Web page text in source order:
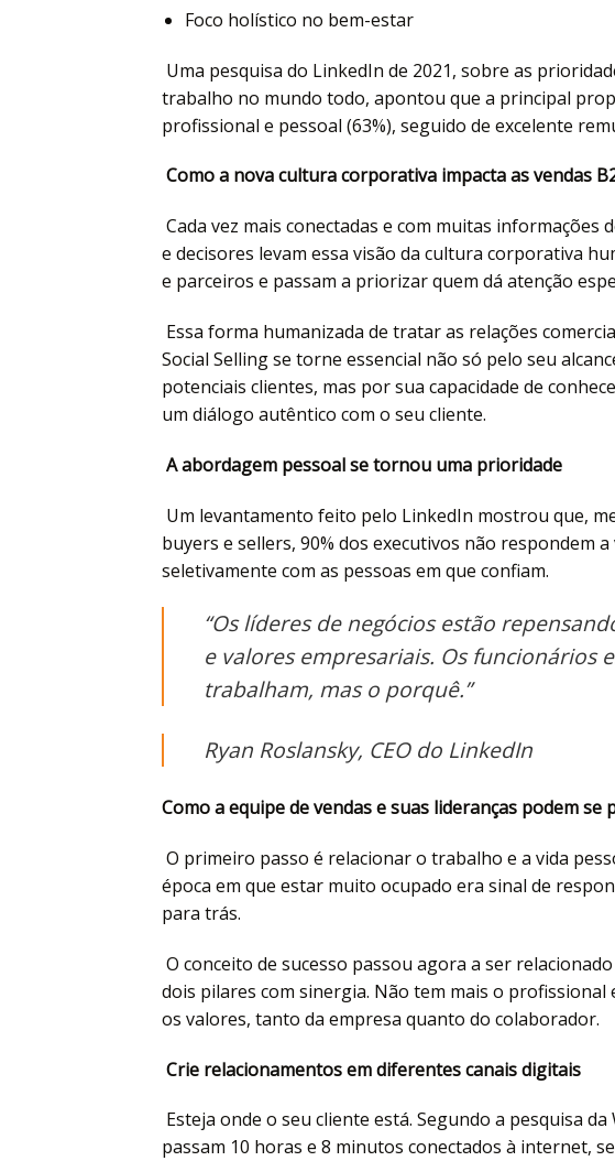
Foco holístico no bem-estar
Uma pesquisa do LinkedIn de 2021, sobre as
trabalho no mundo todo, apontou que a principal
profissional e pessoal (63%), seguido de excelente
Como a nova cultura corporativa impacta as vendas
Cada vez mais conectadas e com muitas
e decisores levam essa visão da cultura corporativa
e parceiros e passam a priorizar quem dá atenção
Essa forma humanizada de tratar as relações
Social Selling se torne essencial não só pelo seu
potenciais clientes, mas por sua capacidade de
um diálogo autêntico com o seu cliente.
A abordagem pessoal se tornou uma prioridade
Um levantamento feito pelo LinkedIn mostrou que,
buyers e sellers, 90% dos executivos não respondem
seletivamente com as pessoas em que confiam.
“Os líderes de negócios estão
e valores empresariais. Os funcionários
trabalham, mas o porquê.”
Ryan Roslansky, CEO do LinkedIn
Como a equipe de vendas e suas lideranças podem se
O primeiro passo é relacionar o trabalho e a vida
época em que estar muito ocupado era sinal de
para trás.
O conceito de sucesso passou agora a ser
dois pilares com sinergia. Não tem mais o profissional
os valores, tanto da empresa quanto do colaborador.
Crie relacionamentos em diferentes canais digitais
Esteja onde o seu cliente está. Segundo a pesquisa
passam 10 horas e 8 minutos conectados à internet,